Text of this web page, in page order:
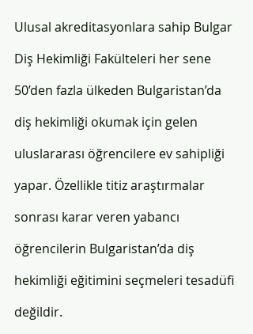
Ulusal akreditasyonlara sahip Bulgar
Diş Hekimliği Fakülteleri her sene
50’den fazla ülkeden Bulgaristan’da
diş hekimliği okumak için gelen
uluslararası öğrencilere ev sahipliği
yapar. Özellikle titiz araştırmalar
sonrası karar veren yabancı
öğrencilerin Bulgaristan’da diş
hekimliği eğitimini seçmeleri tesadüfi
değildir.